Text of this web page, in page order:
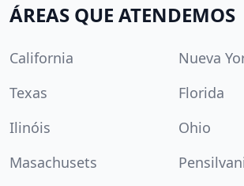
ÁREAS QUE ATENDEMOS
California
Nueva
Texas
Florida
Ilinóis
Ohio
Masachusets